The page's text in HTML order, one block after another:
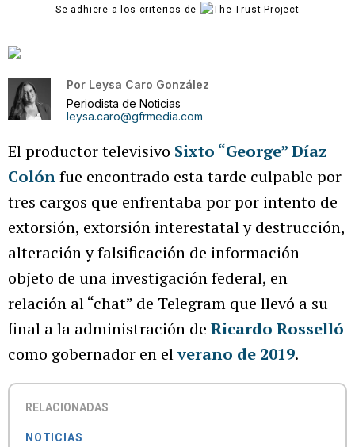
Se adhiere a los criterios de
Por Leysa Caro González
Periodista de Noticias
leysa.caro@gfrmedia.com
El productor televisivo Sixto “George” Díaz
Colónfue encontrado esta tarde culpable por
tres cargos que enfrentaba por por intento de
extorsión, extorsión interestatal y destrucción,
alteración y falsificación de información
objeto de una investigación federal, en
relación al “chat” de Telegram que llevó a su
final a la administración de Ricardo Rosselló
como gobernador en elverano de 2019.
RELACIONADAS
NOTICIAS